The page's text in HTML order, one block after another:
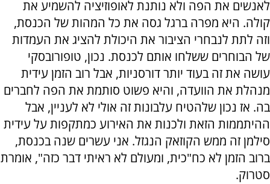
לאנשים את הפה ולא נותנת לאופוזיציה להשמיע את
קולה. היא מפרה ברגל גסה את כל המהות של הכנסת,
וזה לתת לנבחרי הציבור את היכולת להציג את העמדות
של הבוחרים ששלחו אותם לכנסת. נכון, טופורובסקי
עושה את זה בעוד יותר דורסניות, אבל רוב הזמן עידית
מנהלת את הוועדה, והיא פשוט סותמת את הפה לחברים
בה. אז נכון שלהטיח עלבונות זה אולי לא לעניין, אבל
ההיתממות הזאת ולכנות את האירוע כמתקפות על עידית
סילמן זה ממש הקוזאק הנגזל. אני עשרים שנה בכנסת,
ברוב הזמן לא כח"כית, ומעולם לא ראיתי דבר כזה", אומרת
סטרוק.